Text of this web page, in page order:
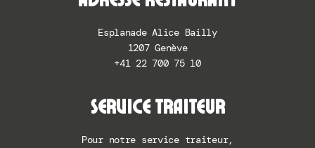
Esplanade Alice Bailly
1207 Genève
+41 22 700 75 10
SERVICE TRAITEUR
Pour notre service traiteur,